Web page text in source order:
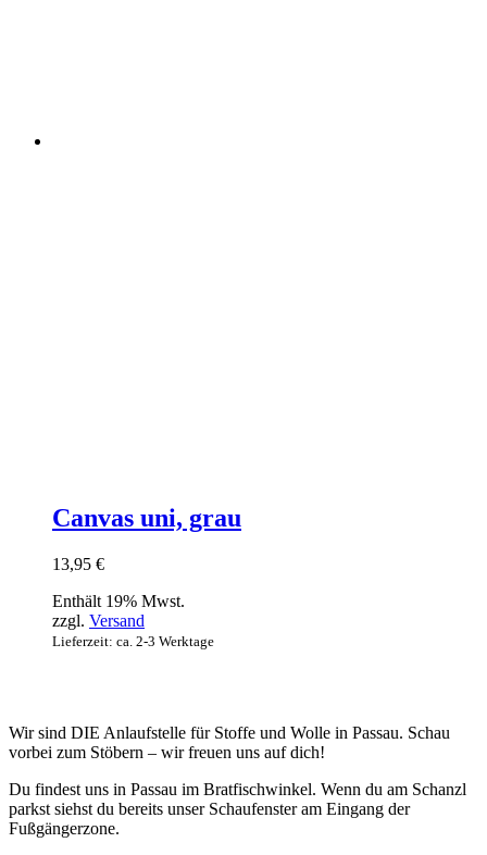
Canvas uni, grau
13,95 €
Enthält 19% Mwst.
zzgl. Versand
Lieferzeit: ca. 2-3 Werktage
Wir sind DIE Anlaufstelle für Stoffe und Wolle in Passau. Schau
vorbei zum Stöbern – wir freuen uns auf dich!
Du findest uns in Passau im Bratfischwinkel. Wenn du am Schanzl
parkst siehst du bereits unser Schaufenster am Eingang der
Fußgängerzone.